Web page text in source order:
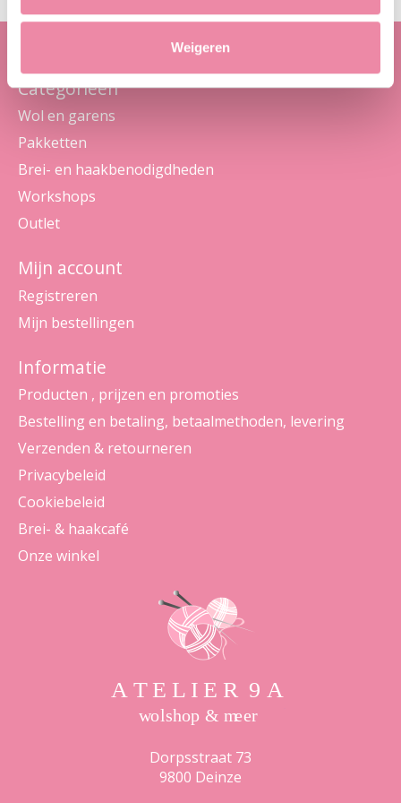
Weigeren
Categorieën
Wol en garens
Pakketten
Brei- en haakbenodigdheden
Workshops
Outlet
Mijn account
Registreren
Mijn bestellingen
Informatie
Producten , prijzen en promoties
Bestelling en betaling, betaalmethoden, levering
Verzenden & retourneren
Privacybeleid
Cookiebeleid
Brei- & haakcafé
Onze winkel
Dorpsstraat 73
9800 Deinze